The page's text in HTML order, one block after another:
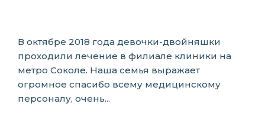
В октябре 2018 года девочки-двойняшки
проходили лечение в филиале клиники на
метро Соколе. Наша семья выражает
огромное спасибо всему медицинскому
персоналу, очень...